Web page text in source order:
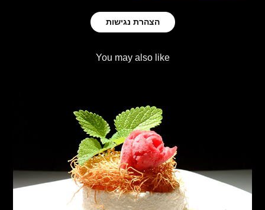
הצהרת נגישות
You may also like